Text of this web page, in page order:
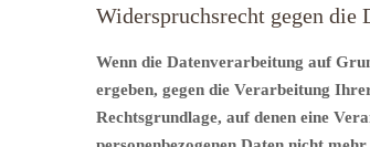
Widerspruchsrecht gegen die
Wenn die Datenverarbeitung auf
ergeben, gegen die Verarbeitung
Rechtsgrundlage, auf denen eine